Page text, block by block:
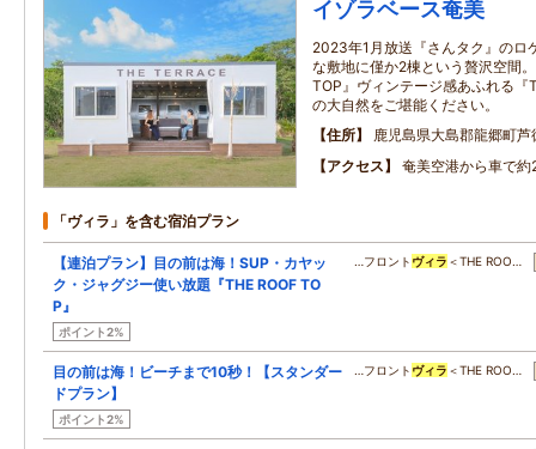
イゾラベース奄美
2023年1月放送『さんタク』の
な敷地に僅か2棟という贅沢空間
TOP』ヴィンテージ感あふれる『
の大自然をご堪能ください。
住所
鹿児島県大島郡龍郷町
アクセス
奄美空港から車で約
「ヴィラ」を含む宿泊プラン
【連泊プラン】目の前は海！SUP・カヤッ
ク・ジャグジー使い放題『THE ROOF TO
P』
ポイント2%
…フロント ヴィラ ＜THE ROO…
目の前は海！ビーチまで10秒！【スタンダー
ドプラン】
ポイント2%
…フロント ヴィラ ＜THE ROO…